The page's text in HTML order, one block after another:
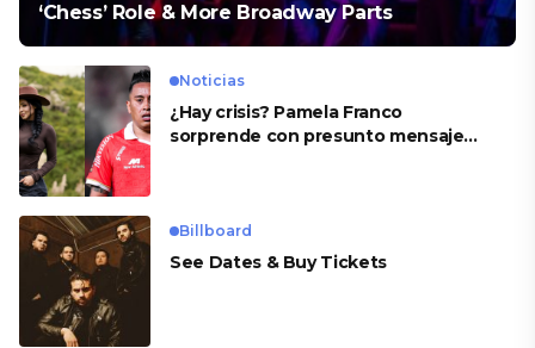
‘Chess’ Role & More Broadway Parts
Noticias
¿Hay crisis? Pamela Franco
sorprende con presunto mensaje
Billboard
See Dates & Buy Tickets